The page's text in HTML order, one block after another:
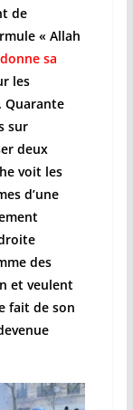
de
« Allah
sa
les
Quarante
sur
deux
voit les
d’une
des
et veulent
fait de son